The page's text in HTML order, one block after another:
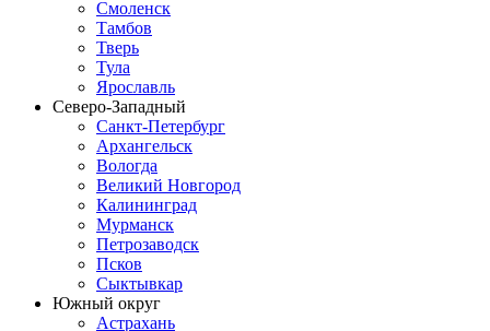
Смоленск
Тамбов
Тверь
Тула
Ярославль
Северо-Западный
Санкт-Петербург
Архангельск
Вологда
Великий Новгород
Калининград
Мурманск
Петрозаводск
Псков
Сыктывкар
Южный округ
Астрахань